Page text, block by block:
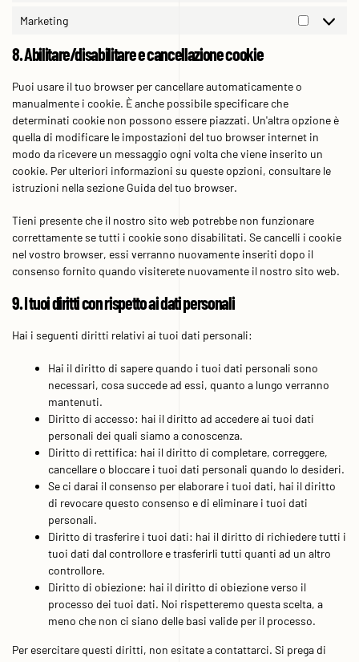
Marketing
Marketing
8. Abilitare/disabilitare e cancellazione cookie
Puoi usare il tuo browser per cancellare automaticamente o
manualmente i cookie. È anche possibile specificare che
determinati cookie non possono essere piazzati. Un'altra opzione è
quella di modificare le impostazioni del tuo browser internet in
modo da ricevere un messaggio ogni volta che viene inserito un
cookie. Per ulteriori informazioni su queste opzioni, consultare le
istruzioni nella sezione Guida del tuo browser.
Tieni presente che il nostro sito web potrebbe non funzionare
correttamente se tutti i cookie sono disabilitati. Se cancelli i cookie
nel vostro browser, essi verranno nuovamente inseriti dopo il
consenso fornito quando visiterete nuovamente il nostro sito web.
9. I tuoi diritti con rispetto ai dati personali
Hai i seguenti diritti relativi ai tuoi dati personali:
Hai il diritto di sapere quando i tuoi dati personali sono
necessari, cosa succede ad essi, quanto a lungo verranno
mantenuti.
Diritto di accesso: hai il diritto ad accedere ai tuoi dati
personali dei quali siamo a conoscenza.
Diritto di rettifica: hai il diritto di completare, correggere,
cancellare o bloccare i tuoi dati personali quando lo desideri.
Se ci darai il consenso per elaborare i tuoi dati, hai il diritto
di revocare questo consenso e di eliminare i tuoi dati
personali.
Diritto di trasferire i tuoi dati: hai il diritto di richiedere tutti i
tuoi dati dal controllore e trasferirli tutti quanti ad un altro
controllore.
Diritto di obiezione: hai il diritto di obiezione verso il
processo dei tuoi dati. Noi rispetteremo questa scelta, a
meno che non ci siano delle basi valide per il processo.
Per esercitare questi diritti, non esitate a contattarci. Si prega di